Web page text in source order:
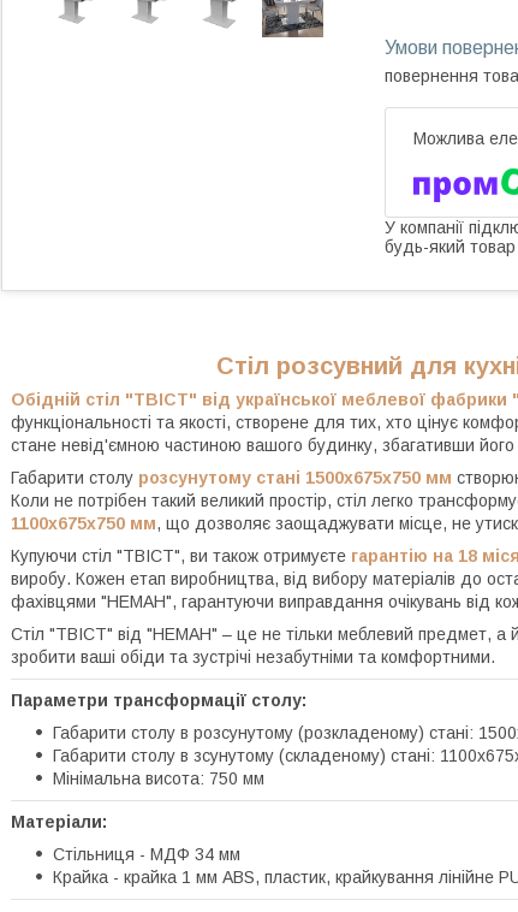
повернення
У компанії
будь-який
Стіл розсувний для
Обідній стіл "ТВІСТ" від української меблевої
функціональності та якості, створене для тих, хто цінує
стане невід'ємною частиною вашого будинку, збагативши
Габарити столу розсунутому стані 1500х675х750 мм
Коли не потрібен такий великий простір, стіл легко
1100х675х750 мм, що дозволяє заощаджувати місце, не
Купуючи стіл "ТВІСТ", ви також отримуєте гарантію на 18
виробу. Кожен етап виробництва, від вибору матеріалів до
фахівцями "НЕМАН", гарантуючи виправдання очікувань від
Стіл "ТВІСТ" від "НЕМАН" – це не тільки меблевий предмет, а
зробити ваші обіди та зустрічі незабутніми та комфортними.
Параметри трансформації столу:
Габарити столу в розсунутому (розкладеному) стані:
Габарити столу в зсунутому (складеному) стані:
Мінімальна висота: 750 мм
Матеріали:
Стільниця - МДФ 34 мм
Крайка - крайка 1 мм ABS, пластик, крайкування лінійне